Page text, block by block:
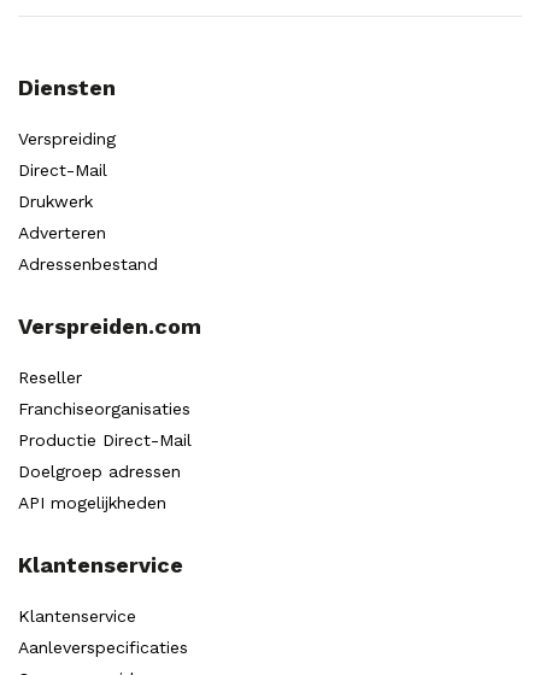
Diensten
Verspreiding
Direct-Mail
Drukwerk
Adverteren
Adressenbestand
Verspreiden.com
Reseller
Franchiseorganisaties
Productie Direct-Mail
Doelgroep adressen
API mogelijkheden
Klantenservice
Klantenservice
Aanleverspecificaties